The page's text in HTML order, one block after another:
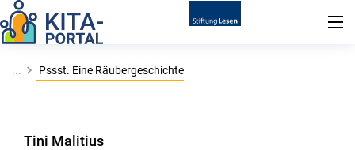
... Pssst. Eine Räubergeschichte
Tini Malitius